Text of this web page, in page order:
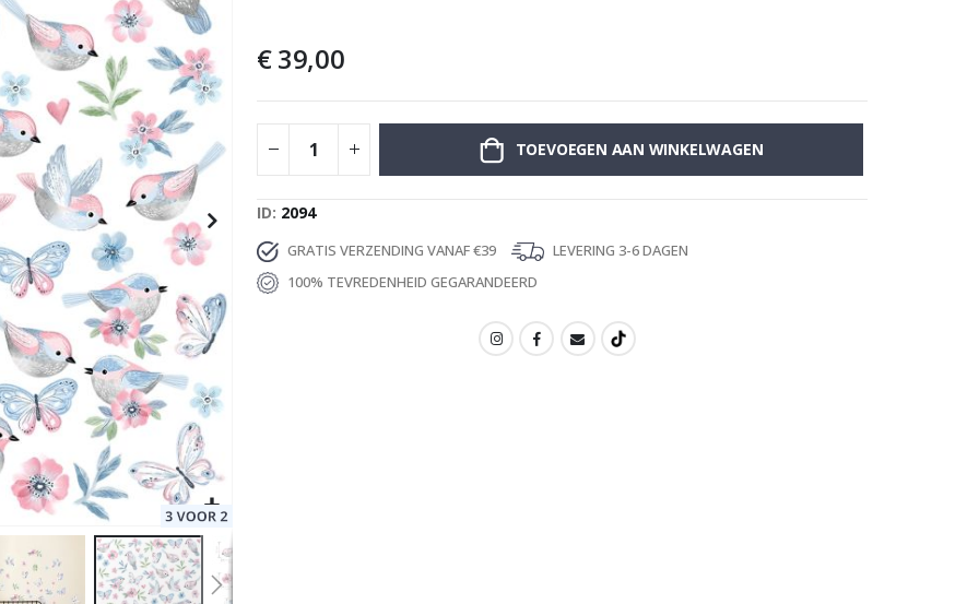
Special
29,00 €
€ 39,00
TOEVOEGEN AAN WINKELWAGEN
ID 2094
GRATIS VERZENDING VANAF €39
LEVERING 3-6 DAGEN
100% TEVREDENHEID GEGARANDEERD